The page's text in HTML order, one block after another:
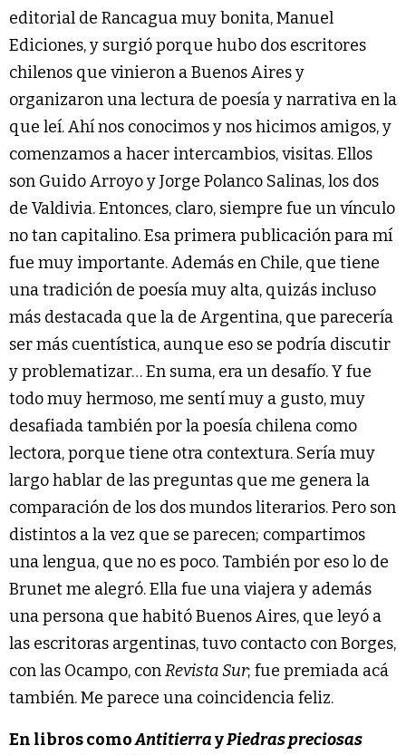
editorial de Rancagua muy bonita, Manuel
Ediciones, y surgió porque hubo dos escritores
chilenos que vinieron a Buenos Aires y
organizaron una lectura de poesía y narrativa en la
que leí. Ahí nos conocimos y nos hicimos amigos, y
comenzamos a hacer intercambios, visitas. Ellos
son Guido Arroyo y Jorge Polanco Salinas, los dos
de Valdivia. Entonces, claro, siempre fue un vínculo
no tan capitalino. Esa primera publicación para mí
fue muy importante. Además en Chile, que tiene
una tradición de poesía muy alta, quizás incluso
más destacada que la de Argentina, que parecería
ser más cuentística, aunque eso se podría discutir
y problematizar… En suma, era un desafío. Y fue
todo muy hermoso, me sentí muy a gusto, muy
desafiada también por la poesía chilena como
lectora, porque tiene otra contextura. Sería muy
largo hablar de las preguntas que me genera la
comparación de los dos mundos literarios. Pero son
distintos a la vez que se parecen; compartimos
una lengua, que no es poco. También por eso lo de
Brunet me alegró. Ella fue una viajera y además
una persona que habitó Buenos Aires, que leyó a
las escritoras argentinas, tuvo contacto con Borges,
con las Ocampo, conRevista Sur; fue premiada acá
también. Me parece una coincidencia feliz.
En libros comoAntitierrayPiedras preciosas